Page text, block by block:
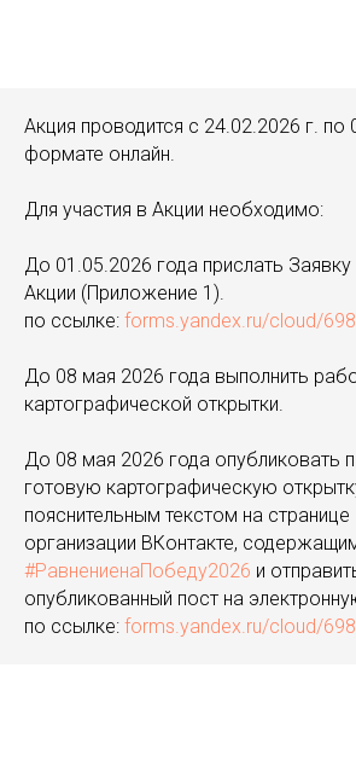
Акция проводится с 24.02.2026 г. по
формате онлайн.
Для участия в Акции необходимо:
До 01.05.2026 года прислать Заявку
Акции (Приложение 1).
по ссылке: forms.yandex.ru/cloud/
До 08 мая 2026 года выполнить
картографической открытки.
До 08 мая 2026 года опубликовать
готовую картографическую
пояснительным текстом на
организации ВКонтакте,
#РавнениенаПобеду2026 и
опубликованный пост на
по ссылке: forms.yandex.ru/cloud/